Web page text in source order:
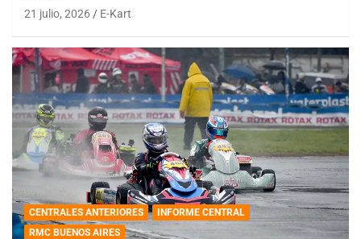
21 julio, 2026 E-Kart
CENTRALES ANTERIORES
INFORME CENTRAL
RMC BUENOS AIRES